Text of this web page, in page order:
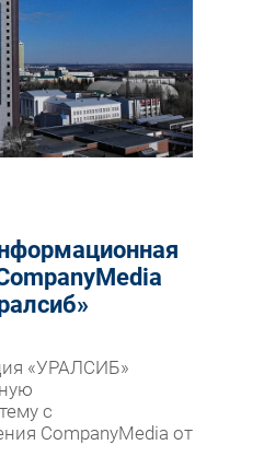
«УРАЛСИБ»
с
CompanyMedia от